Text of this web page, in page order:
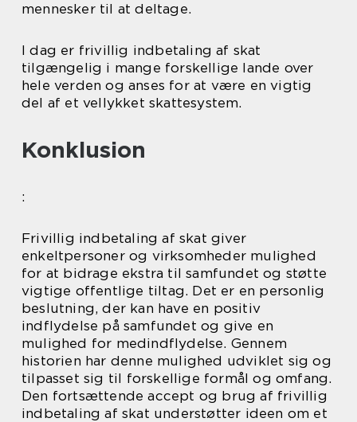
mennesker til at deltage.
I dag er frivillig indbetaling af skat
tilgængelig i mange forskellige lande over
hele verden og anses for at være en vigtig
del af et vellykket skattesystem.
Konklusion
:
Frivillig indbetaling af skat giver
enkeltpersoner og virksomheder mulighed
for at bidrage ekstra til samfundet og støtte
vigtige offentlige tiltag. Det er en personlig
beslutning, der kan have en positiv
indflydelse på samfundet og give en
mulighed for medindflydelse. Gennem
historien har denne mulighed udviklet sig og
tilpasset sig til forskellige formål og omfang.
Den fortsættende accept og brug af frivillig
indbetaling af skat understøtter ideen om et